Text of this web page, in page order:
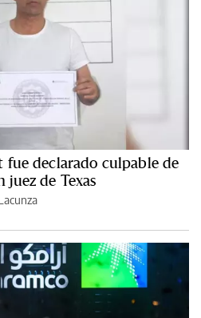
fue declarado culpable de
de Texas